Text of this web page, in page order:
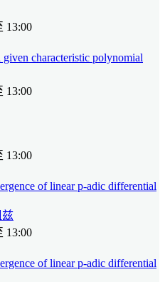
13:00
characteristic polynomial
13:00
13:00
of linear p-adic differential
兹
13:00
of linear p-adic differential